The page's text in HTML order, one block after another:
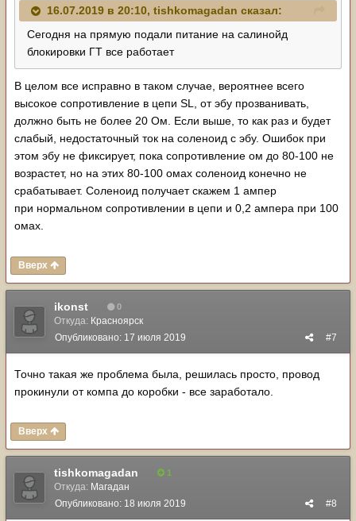
16.07.2019 в 20:10, tishkomagadan сказал:
Сегодня на прямую подали питание на салинойд
блокировки ГТ все работает
В целом все исправно в таком случае, вероятнее всего
высокое сопротивление в цепи SL, от эбу прозванивать,
должно быть не более 20 Ом. Если выше, то как раз и будет
слабый, недостаточный ток на соленоид с эбу. Ошибок при
этом эбу не фиксирует, пока сопротивление ом до 80-100 не
возрастет, но на этих 80-100 омах соленоид конечно не
срабатывает. Соленоид получает скажем 1 ампер
при нормальном сопротивлении в цепи и 0,2 ампера при 100
омах.
Вверх
ikonst 0
Откуда: Красноярск
#7
Опубликовано: 17 июля 2019
Точно такая же проблема была, решилась просто, провод
прокинули от компа до коробки - все заработало.
Вверх
tishkomagadan 1
Откуда: Магадан
#8
Опубликовано: 18 июля 2019